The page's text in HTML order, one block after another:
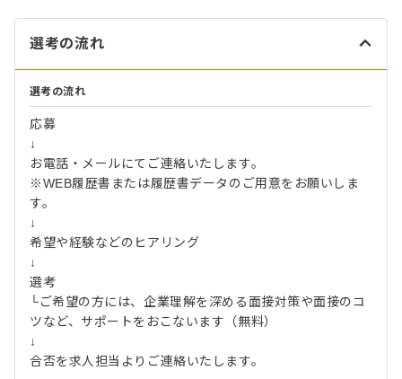
選考の流れ
選考の流れ
応募
↓
お電話・メールにてご連絡いたします。
※WEB履歴書または履歴書データのご用意をお願いしま
す。
↓
希望や経験などのヒアリング
↓
選考
└ご希望の方には、企業理解を深める面接対策や面接のコ
ツなど、サポートをおこないます（無料）
↓
合否を求人担当よりご連絡いたします。